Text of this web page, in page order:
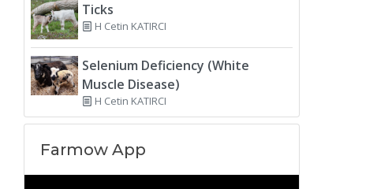
Ticks
H Cetin KATIRCI
Selenium Deficiency (White
Muscle Disease)
H Cetin KATIRCI
Farmow App